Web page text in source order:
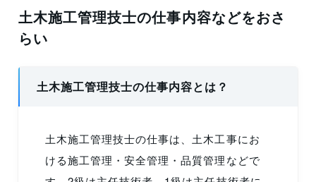
土木施工管理技士の仕事内容などをおさ
らい
土木施工管理技士の仕事内容とは？
土木施工管理技士の仕事は、土木工事にお
ける施工管理・安全管理・品質管理などで